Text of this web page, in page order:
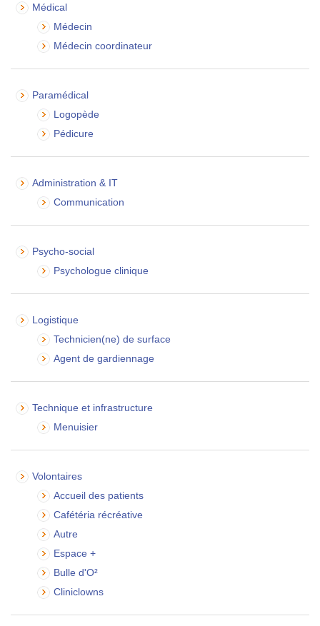
Médical
Médecin
Médecin coordinateur
Paramédical
Logopède
Pédicure
Administration & IT
Communication
Psycho-social
Psychologue clinique
Logistique
Technicien(ne) de surface
Agent de gardiennage
Technique et infrastructure
Menuisier
Volontaires
Accueil des patients
Cafétéria récréative
Autre
Espace +
Bulle d'O²
Cliniclowns